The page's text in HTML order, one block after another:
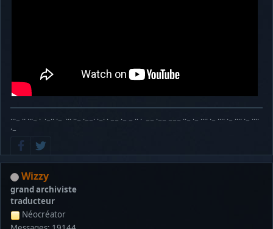
···− ·· ···− · ·−·· ·− ··· ··− ·−−· ·−· · −− ·− − ·· · −− ·−− −−− ··− ·− ···· ·− ···· ·− ···· ·− ····
·−
Wizzy
grand archiviste
traducteur
Néocréator